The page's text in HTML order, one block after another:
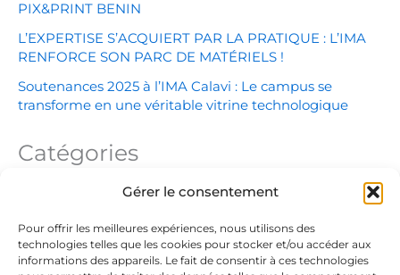
Gérer le consentement
Pour offrir les meilleures expériences, nous utilisons des
technologies telles que les cookies pour stocker et/ou accéder aux
informations des appareils. Le fait de consentir à ces technologies
PIX&PRINT BENIN
L’EXPERTISE S’ACQUIERT PAR LA PRATIQUE : L’IMA
RENFORCE SON PARC DE MATÉRIELS !
Soutenances 2025 à l’IMA Calavi : Le campus se
transforme en une véritable vitrine technologique
Catégories
Graduation
Nouvelles